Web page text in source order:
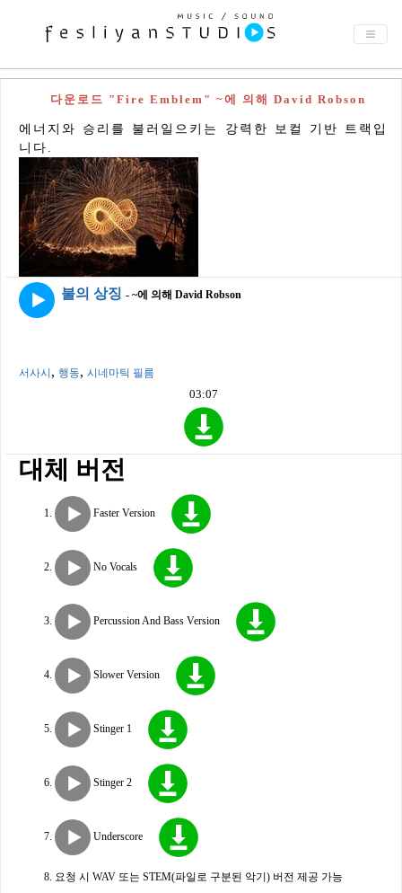
다운로드 "Fire Emblem" ~에 의해 David Robson
에너지와 승리를 불러일으키는 강력한 보컬 기반 트랙입
니다.
불의 상징 - ~에 의해 David Robson
서사시 , 행동, 시네마틱 필름
03:07
대체 버전
Faster Version
No Vocals
Percussion And Bass Version
Slower Version
Stinger 1
Stinger 2
Underscore
요청 시 WAV 또는 STEM(파일로 구분된 악기) 버전 제공 가능